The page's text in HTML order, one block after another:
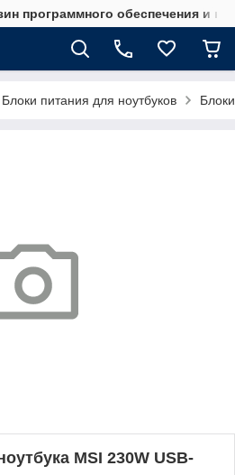
программного обеспечения и
Блоки питания для ноутбуков
MSI 230W USB-